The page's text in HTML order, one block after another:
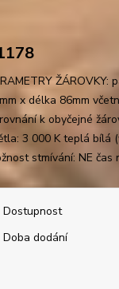
ŽÁROVKY:
x délka 86mm
k obyčejné
3 000 K teplá bílá
stmívání: NE čas
Dostupnost
Doba dodání